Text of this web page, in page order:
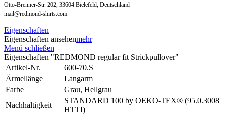
Otto-Brenner-Str. 202, 33604 Bielefeld, Deutschland
mail@redmond-shirts.com
Eigenschaften
Eigenschaften ansehenmehr
Menü schließen
Eigenschaften "REDMOND regular fit Strickpullover"
Artikel-Nr.
600-70.S
Ärmellänge
Langarm
Farbe
Grau, Hellgrau
Nachhaltigkeit
STANDARD 100 by OEKO-TEX® (95.0.3008
HTTI)